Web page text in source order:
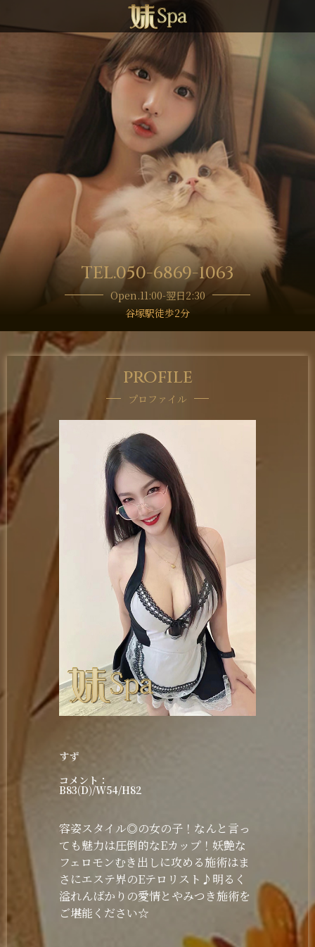
TEL.050-6869-1063
Open.11:00-翌日2:30
谷塚駅徒歩2分
profile
プロファイル
すず
コメント：
B83(D)/W54/H82
容姿スタイル◎の女の子！なんと言っ
ても魅力は圧倒的なEカップ！妖艶な
フェロモンむき出しに攻める施術はま
さにエステ界のEテロリスト♪明るく
溢れんばかりの愛情とやみつき施術を
ご堪能ください☆